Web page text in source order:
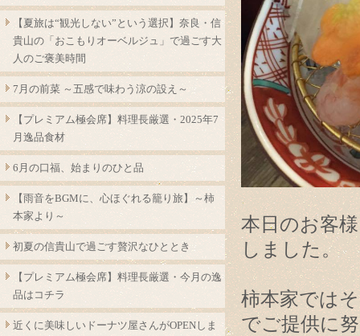
本日のお客
しました。
柿本家では
でご提供に
【夏旅は“観光しない”という選択】奈良・信
貴山の「おこもりオーベルジュ」で過ごす大
人のご褒美時間
7月の前菜 ～五感で味わう涼の設え～
【プレミアム極会席】料理長厳選・2025年7
月逸品食材
6月の口福、始まりのひと品
【雨音をBGMに、心ほぐれる籠り旅】～柿
本家より～
初夏の信貴山で過ごす贅沢なひととき
【プレミアム極会席】料理長厳選・今月の逸
品はコチラ
近くに美味しいドーナツ屋さんがOPENしま